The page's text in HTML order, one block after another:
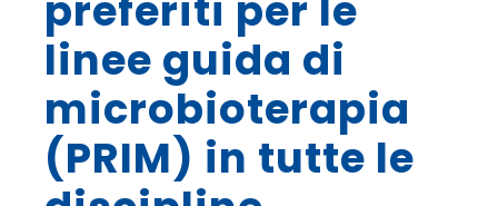
linee guida di
microbioterapia
(PRIM) in tutte le